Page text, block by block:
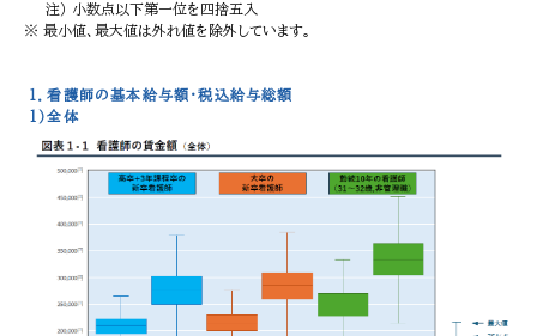
注） 小数点以下第一位を四捨五入
最小値、最大値は外れ値を除外しています。
１．看護師の基本給与額・税込給与総額
1）全体